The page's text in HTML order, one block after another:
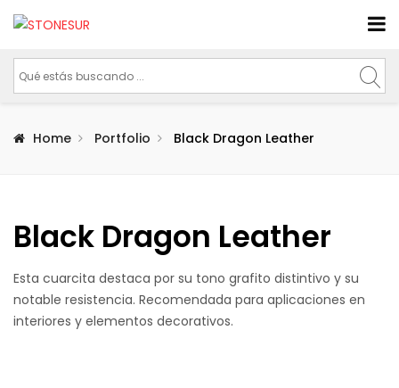
Home Portfolio Black Dragon Leather
Black Dragon Leather
Esta cuarcita destaca por su tono grafito distintivo y su
notable resistencia. Recomendada para aplicaciones en
interiores y elementos decorativos.